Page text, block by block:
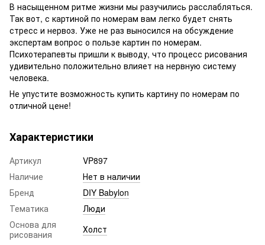
В насыщенном ритме жизни мы разучились расслабляться.
Так вот, с картиной по номерам вам легко будет снять
стресс и нервоз. Уже не раз выносился на обсуждение
экспертам вопрос о пользе картин по номерам.
Психотерапевты пришли к выводу, что процесс рисования
удивительно положительно влияет на нервную систему
человека.
Не упустите возможность купить картину по номерам по
отличной цене!
Характеристики
Артикул
VP897
Наличие
Нет в наличии
Бренд
DIY Babylon
Тематика
Люди
Основа для
рисования
Холст